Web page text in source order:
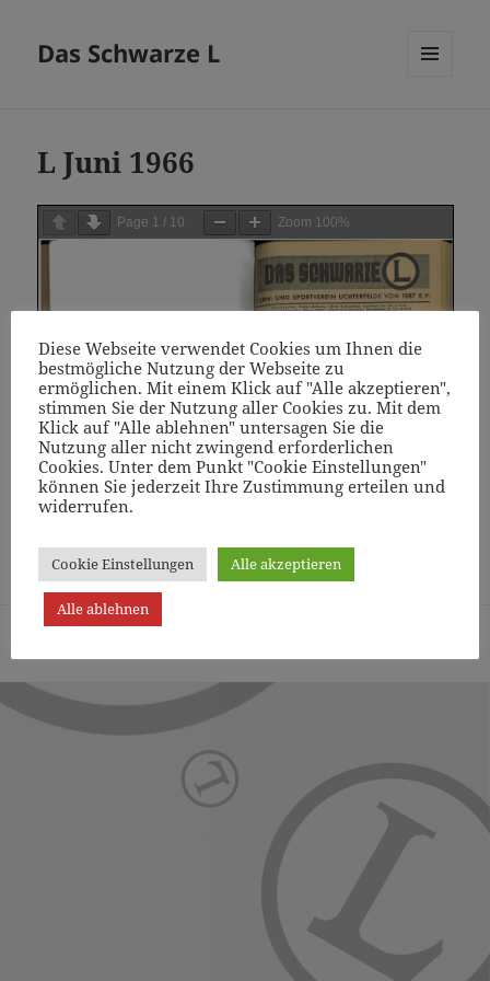
Das Schwarze L
L Juni 1966
Page 1 / 10 Zoom 100%
Page1/10 Zoom100%
Diese Webseite verwendet Cookies um Ihnen die
bestmögliche Nutzung der Webseite zu
ermöglichen. Mit einem Klick auf "Alle akzeptieren",
stimmen Sie der Nutzung aller Cookies zu. Mit dem
Klick auf "Alle ablehnen" untersagen Sie die
Nutzung aller nicht zwingend erforderlichen
Cookies. Unter dem Punkt "Cookie Einstellungen"
können Sie jederzeit Ihre Zustimmung erteilen und
widerrufen.
Cookie Einstellungen Alle akzeptieren
Alle ablehnen